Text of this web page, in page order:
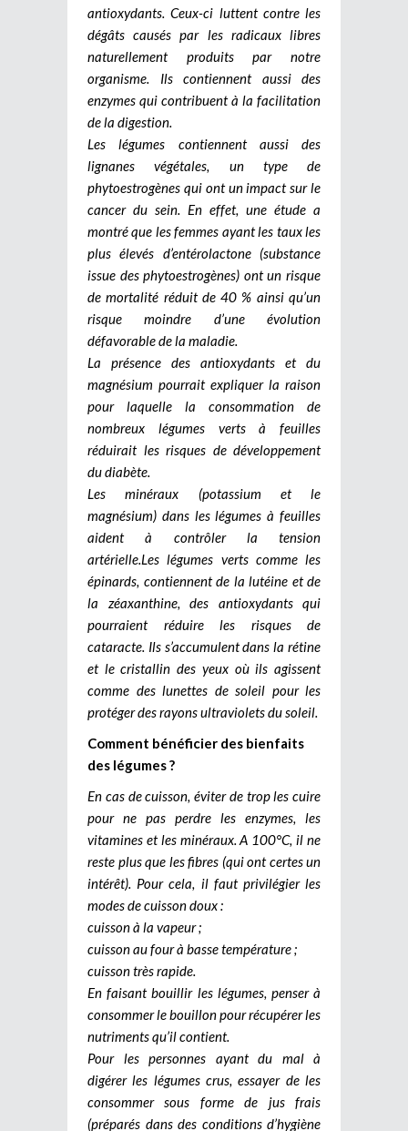
antioxydants. Ceux-ci luttent contre les
dégâts causés par les radicaux libres
naturellement produits par notre
organisme. Ils contiennent aussi des
enzymes qui contribuent à la facilitation
de la digestion.
Les légumes contiennent aussi des
lignanes végétales, un type de
phytoestrogènes qui ont un impact sur le
cancer du sein. En effet, une étude a
montré que les femmes ayant les taux les
plus élevés d’entérolactone (substance
issue des phytoestrogènes) ont un risque
de mortalité réduit de 40 % ainsi qu’un
risque moindre d’une évolution
défavorable de la maladie.
La présence des antioxydants et du
magnésium pourrait expliquer la raison
pour laquelle la consommation de
nombreux légumes verts à feuilles
réduirait les risques de développement
du diabète.
Les minéraux (potassium et le
magnésium) dans les légumes à feuilles
aident à contrôler la tension
artérielle. Les légumes verts comme les
épinards, contiennent de la lutéine et de
la zéaxanthine, des antioxydants qui
pourraient réduire les risques de
cataracte. Ils s’accumulent dans la rétine
et le cristallin des yeux où ils agissent
comme des lunettes de soleil pour les
protéger des rayons ultraviolets du soleil.
Comment bénéficier des bienfaits
des légumes ?
En cas de cuisson, éviter de trop les cuire
pour ne pas perdre les enzymes, les
vitamines et les minéraux. A 100°C, il ne
reste plus que les fibres (qui ont certes un
intérêt). Pour cela, il faut privilégier les
modes de cuisson doux :
cuisson à la vapeur ;
cuisson au four à basse température ;
cuisson très rapide.
En faisant bouillir les légumes, penser à
consommer le bouillon pour récupérer les
nutriments qu’il contient.
Pour les personnes ayant du mal à
digérer les légumes crus, essayer de les
consommer sous forme de jus frais
(préparés dans des conditions d’hygiène